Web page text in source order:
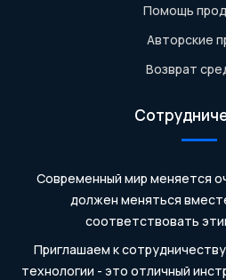
Помощь
Авторские
Возврат
Современный мир меняется
должен меняться
соответствовать
Приглашаем к
технологии - это отличный